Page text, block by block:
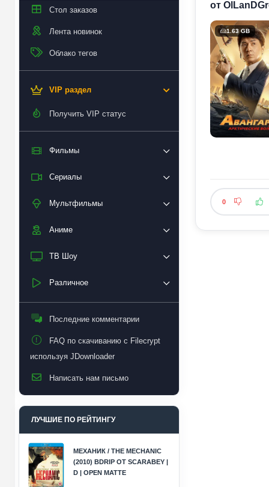
Стол заказов
Лента новинок
Облако тегов
VIP раздел
Получить VIP статус
Фильмы
Сериалы
Мультфильмы
Аниме
ТВ Шоу
Различное
Последние комментарии
FAQ по скачиванию с Filecrypt
используя JDownloader
Написать нам письмо
ЛУЧШИЕ ПО РЕЙТИНГУ
МЕХАНИК / THE MECHANIC
(2010) BDRIP ОТ SCARABEY |
D | OPEN MATTE
от
1.63 GB
0